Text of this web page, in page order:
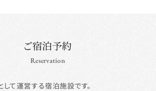
ご宿泊予約
Reservation
て運営する宿泊施設です。